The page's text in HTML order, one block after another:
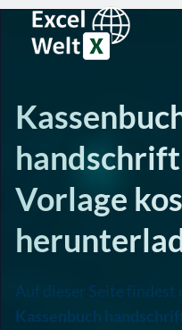
Vorlage
Auf dieser Seite findest
Kassenbuch